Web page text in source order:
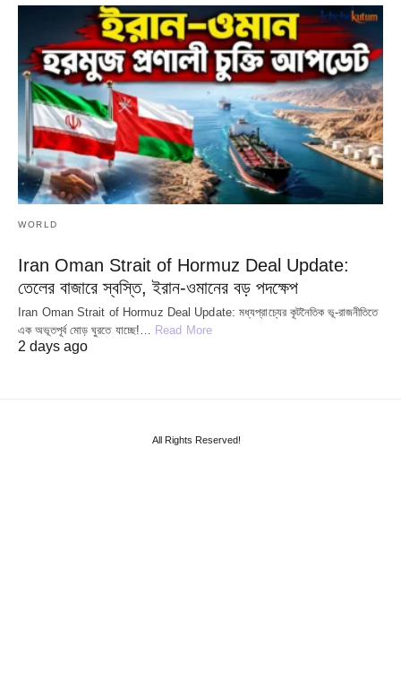
WORLD
Iran Oman Strait of Hormuz Deal Update:
তেলের বাজারে স্বস্তি, ইরান-ওমানের বড় পদক্ষেপ
Iran Oman Strait of Hormuz Deal Update: মধ্যপ্রাচ্যের কূটনৈতিক ভূ-রাজনীতিতে
এক অভূতপূর্ব মোড় ঘুরতে যাচ্ছে!… Read More
2 days ago
All Rights Reserved!